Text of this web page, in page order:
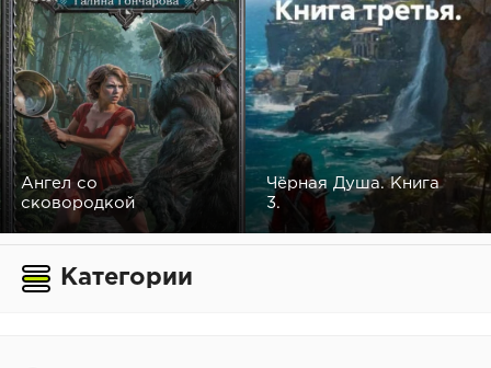
Ангел со
сковородкой
Чёрная Душа. Книга
3.
Категории